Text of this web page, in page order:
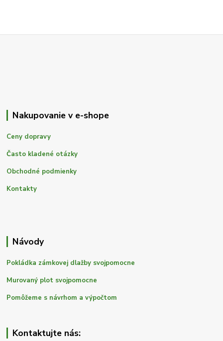
Nakupovanie v e-shope
Ceny dopravy
Často kladené otázky
Obchodné podmienky
Kontakty
Návody
Pokládka zámkovej dlažby svojpomocne
Murovaný plot svojpomocne
Pomôžeme s návrhom a výpočtom
Kontaktujte nás: